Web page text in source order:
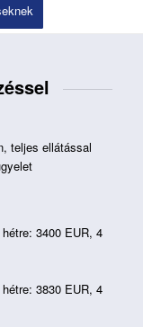
teljes ellátással
3400 EUR, 4
3830 EUR, 4